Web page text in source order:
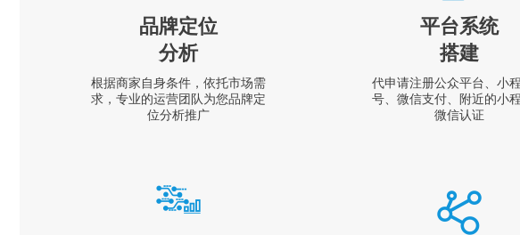
品牌定位
分析
根据商家自身条件，依托市场需
求，专业的运营团队为您品牌定
位分析推广
平台系统
搭建
代申请注册公众平台、小
号、微信支付、附近的小程
微信认证